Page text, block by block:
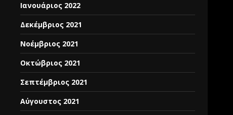
Ιανουάριος 2022
Δεκέμβριος 2021
Νοέμβριος 2021
Οκτώβριος 2021
Σεπτέμβριος 2021
Αύγουστος 2021